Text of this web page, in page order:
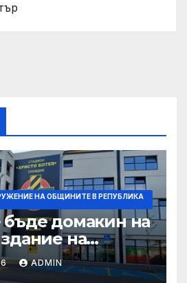
НА ОБЩИНИТЕ В РЕПУБЛИКА
домакин на
на
фестивал
ADMIN